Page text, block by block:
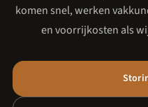
komen snel, werken
en voorrijkosten als